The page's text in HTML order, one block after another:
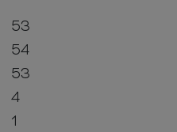
53
54
53
4
1